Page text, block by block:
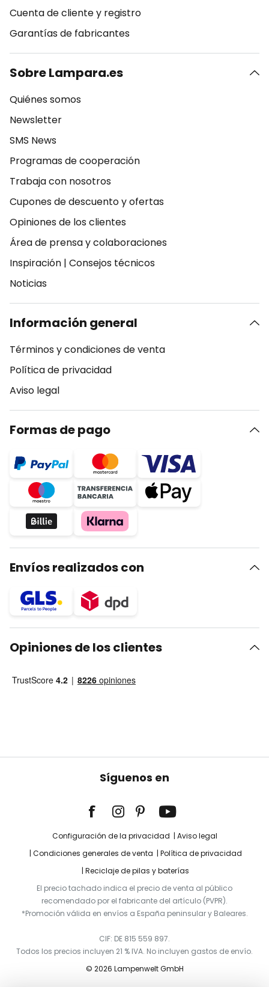
Cuenta de cliente y registro
Garantías de fabricantes
Sobre Lampara.es
Quiénes somos
Newsletter
SMS News
Programas de cooperación
Trabaja con nosotros
Cupones de descuento y ofertas
Opiniones de los clientes
Área de prensa y colaboraciones
Inspiración | Consejos técnicos
Noticias
Información general
Términos y condiciones de venta
Política de privacidad
Aviso legal
Formas de pago
Envíos realizados con
Opiniones de los clientes
Síguenos en
Configuración de la privacidad
Aviso legal
Condiciones generales de venta
Política de privacidad
Reciclaje de pilas y baterías
El precio tachado indica el precio de venta al público
recomendado por el fabricante del artículo (PVPR).
*Promoción válida en envíos a España peninsular y Baleares.
CIF: DE 815 559 897.
Todos los precios incluyen 21 % IVA. No incluyen gastos de envío.
© 2026 Lampenwelt GmbH